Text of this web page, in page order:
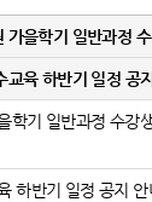
가을학기 일반과정
육 하반기 일정 공
학기 일반과정 수강
하반기 일정 공지 안